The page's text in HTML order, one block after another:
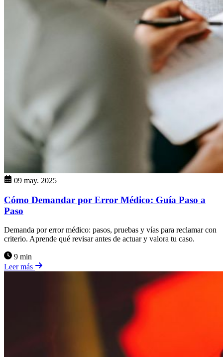
09 may. 2025
Cómo Demandar por Error Médico: Guía Paso a
Paso
Demanda por error médico: pasos, pruebas y vías para reclamar con
criterio. Aprende qué revisar antes de actuar y valora tu caso.
9 min
Leer más